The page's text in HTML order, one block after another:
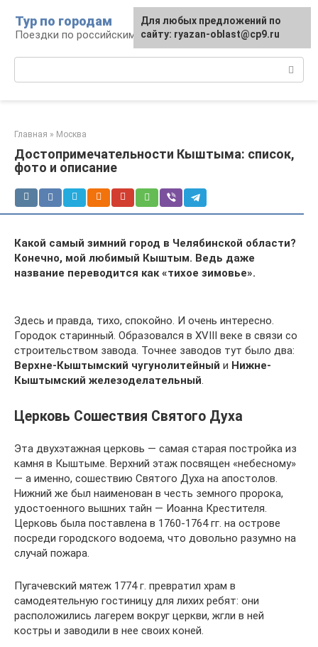
контенту
Тур по городам
Поездки по российским городам
Главная » Москва
Достопримечательности Кыштыма: список,
фото и описание
Какой самый зимний город в Челябинской области?
Конечно, мой любимый Кыштым. Ведь даже
название переводится как «тихое зимовье».
Здесь и правда, тихо, спокойно. И очень интересно.
Городок старинный. Образовался в XVIII веке в связи со
строительством завода. Точнее заводов тут было два:
Верхне-Кыштымский чугунолитейный и Нижне-
Кыштымский железоделательный.
Церковь Сошествия Святого Духа
Эта двухэтажная церковь — самая старая постройка из
камня в Кыштыме. Верхний этаж посвящен «небесному»
— а именно, сошествию Святого Духа на апостолов.
Нижний же был наименован в честь земного пророка,
удостоенного вышних тайн — Иоанна Крестителя.
Церковь была поставлена в 1760-1764 гг. на острове
посреди городского водоема, что довольно разумно на
случай пожара.
Пугачевский мятеж 1774 г. превратил храм в
самодеятельную гостиницу для лихих ребят: они
расположились лагерем вокруг церкви, жгли в ней
костры и заводили в нее своих коней.
Для любых предложений по
сайту: ryazan-oblast@cp9.ru